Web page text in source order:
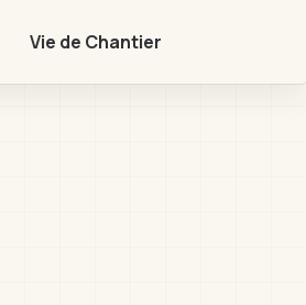
Vie de Chantier